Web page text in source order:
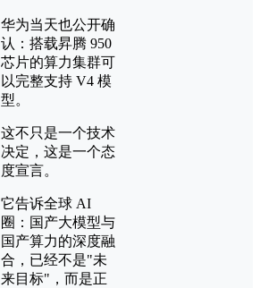
华为当天也公开确
认：搭载昇腾 950
芯片的算力集群可
以完整支持 V4 模
型。
这不只是一个技术
决定，这是一个态
度宣言。
它告诉全球 AI
圈：国产大模型与
国产算力的深度融
合，已经不是"未
来目标"，而是正